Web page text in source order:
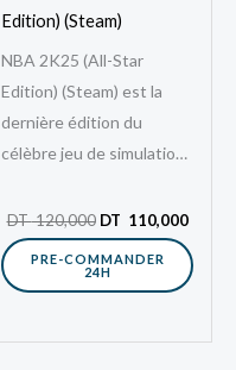
Edition) (Steam)
NBA 2K25 (All-Star
Edition) (Steam) est la
dernière édition du
célèbre jeu de simulation
par Visual Concepts
dispo en Tunisie,
disponible sur…
DT120,000 DT 110,000
PRE-COMMANDER
24H